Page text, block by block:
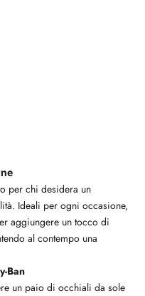
per chi desidera un
Ideali per ogni occasione,
aggiungere un tocco di
al contempo una
Ban
un paio di occhiali da sole